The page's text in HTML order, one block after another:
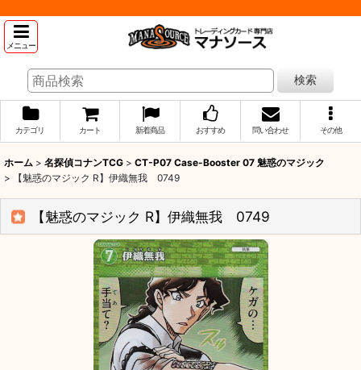
メニュー
検索
カテゴリ カート 新着商品 おすすめ 問い合わせ その他
ホーム > 名探偵コナンTCG > CT-P07 Case-Booster 07 魅惑のマジック
>
【魅惑のマジック R】伊織無我 0749
【魅惑のマジック R】伊織無我 0749